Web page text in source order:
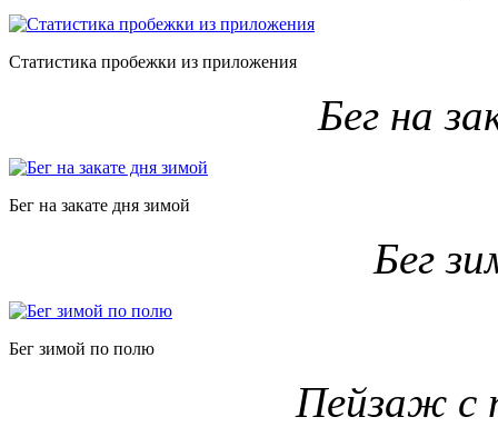
Статистика пробежки из приложения
Бег на
Бег на закате дня зимой
Бег
Бег зимой по полю
Пейзаж с